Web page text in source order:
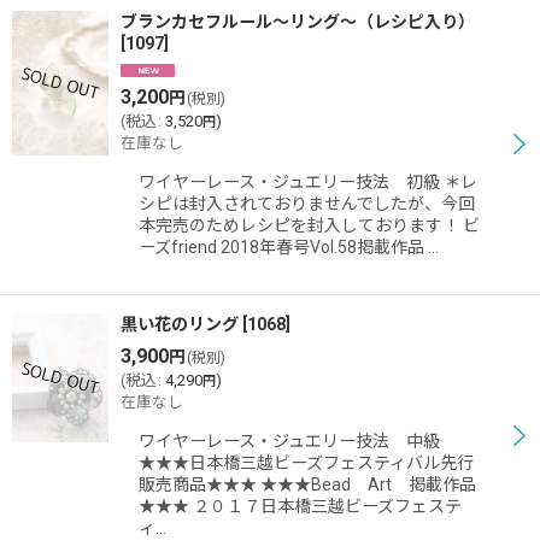
ブランカセフルール〜リング〜（レシピ入り）
1097
3,200円 (税別)
(税込 : 3,520円)
在庫なし
ワイヤーレース・ジュエリー技法 初級 ＊レ
シピは封入されておりませんでしたが、今回
本完売のためレシピを封入しております！ ビ
ーズfriend 2018年春号Vol.58掲載作品 …
黒い花のリング 1068
3,900円 (税別)
(税込 : 4,290円)
在庫なし
ワイヤーレース・ジュエリー技法 中級
★★★日本橋三越ビーズフェスティバル先行
販売商品★★★ ★★★Bead Art 掲載作品
★★★ ２０１７日本橋三越ビーズフェステ
ィ…